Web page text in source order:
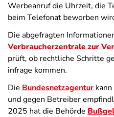
Werbeanruf die Uhrzeit, die
beim Telefonat beworben
Die abgefragten
Verbraucherzentrale zur
prüft, ob rechtliche Schritte
infrage kommen.
Die Bundesnetzagentur
und gegen Betreiber
2025 hat die Behörde